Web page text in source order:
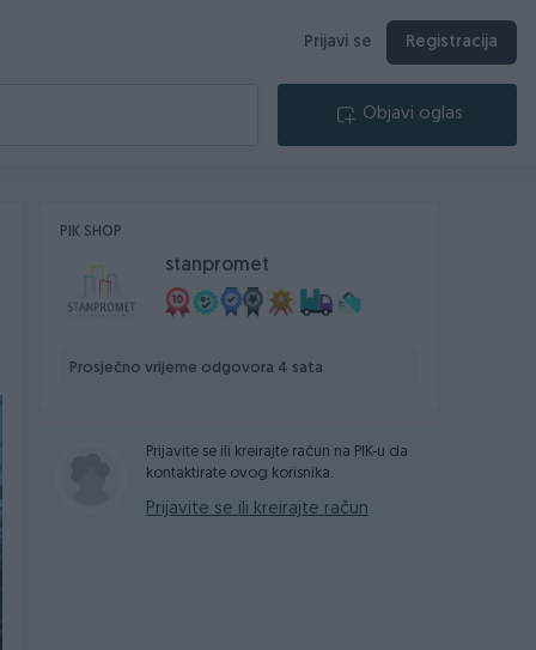
Prijavi se Registracija
Objavi oglas
PIK SHOP
stanpromet
Prosječno vrijeme odgovora 4 sata
Prijavite se ili kreirajte račun na PIK-u da
kontaktirate ovog korisnika.
Prijavite se ili kreirajte račun